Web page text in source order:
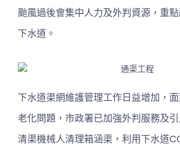
颱風過後會集中人力及外判資源，重
下水道。
下水道渠網維護管理工作日益增加，
老化問題，市政署已加強外判服務及
清渠機械人清理箱涵渠，利用下水道